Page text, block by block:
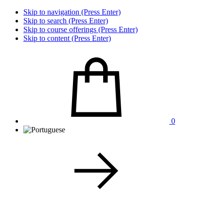
Skip to navigation (Press Enter)
Skip to search (Press Enter)
Skip to course offerings (Press Enter)
Skip to content (Press Enter)
0